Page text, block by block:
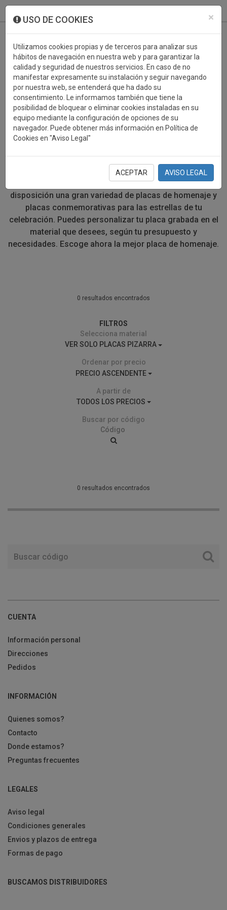
×
USO DE COOKIES
Utilizamos cookies propias y de terceros para analizar sus
hábitos de navegación en nuestra web y para garantizar la
calidad y seguridad de nuestros servicios. En caso de no
manifestar expresamente su instalación y seguir navegando
por nuestra web, se entenderá que ha dado su
consentimiento. Le informamos también que tiene la
posibilidad de bloquear o eliminar cookies instaladas en su
equipo mediante la configuración de opciones de su
navegador. Puede obtener más información en Política de
Cookies en "Aviso Legal"
ACEPTAR AVISO LEGAL
PLACAS HOMENAJE MOTO
AGUA
Si estás preparando un evento o una celebración para
rendir un homenaje, ofrece una placa de homenaje a tu
protagonista. En Trofeos Campió ponemos a tu
disposición una gran variedad de placas de homenaje y
placas conmemorativas para las estrellas de tu
celebración. Puedes personalizar tu placa grabada en el
material que desees, según tu presupuesto y
necesidades. Escoge ahora la mejor placa de homenaje.
0 resultados encontrados
FILTROS
Selecciona material
VER SOLO PLACAS PIZARRA
Ordenar por precio
PRECIO ASCENDENTE
A partir de
TODOS LOS PRECIOS
Buscar por código
0 resultados encontrados
CUENTA
Información personal
Direcciones
Pedidos
INFORMACIÓN
Quienes somos?
Contacto
Donde estamos?
Preguntas frecuentes
LEGALES
Aviso legal
Condiciones generales
Envios y plazos de entrega
Formas de pago
BUSCAMOS DISTRIBUIDORES